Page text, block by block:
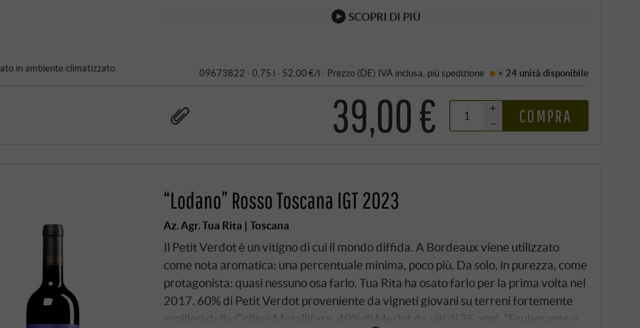
SCOPRI DI PIÙ
in ambiente climatizzato 09673822 · 0,75 l · 52,00 €/l · Prezzo (DE) IVA inclusa , più spedizione < 24 unità disponibile
39,00 €
+
–
COMPRA
“Lodano” Rosso Toscana IGT 2023
Az. Agr. Tua Rita | Toscana
Il Petit Verdot è un vitigno di cui il mondo diffida. A Bordeaux viene utilizzato
come nota aromatica: una percentuale minima, poco più. Da solo, in purezza, come
protagonista: quasi nessuno osa farlo. Tua Rita ha osato farlo per la prima volta nel
2017. 60% di Petit Verdot proveniente da vigneti giovani su terreni fortemente
argillosi della Colline Metallifere, 40% di Merlot da viti di 35 anni. "Esuberante e